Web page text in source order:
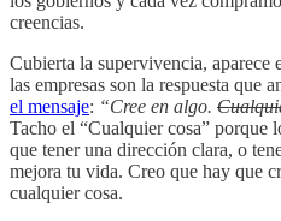
creencias.
Cubierta la supervivencia, aparece
las empresas son la respuesta que
el mensaje: “Cree en algo.
Tacho el “Cualquier cosa” porque
que tener una dirección clara, o
mejora tu vida. Creo que hay que
cualquier cosa.